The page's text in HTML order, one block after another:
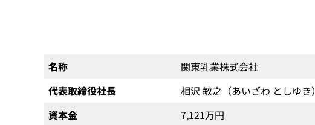
名称
関東乳業株式会社
代表取締役社長
相沢 敏之（あいざわ としゆき）
資本金
7,121万円